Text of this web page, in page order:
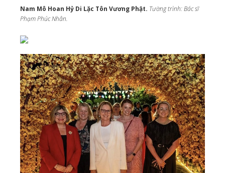
Nam Mô Hoan Hỷ Di Lặc Tôn Vương Phật. Tường trình: Bác sĩ
Phạm Phúc Nhân.